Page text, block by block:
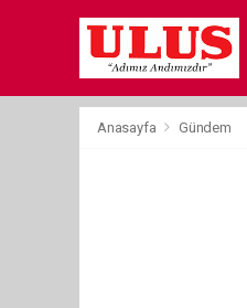
Anasayfa Gündem